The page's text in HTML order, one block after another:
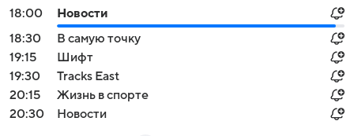
18:00
Новости
18:30
В самую точку
19:15
Шифт
19:30
Tracks East
20:15
Жизнь в спорте
20:30
Новости